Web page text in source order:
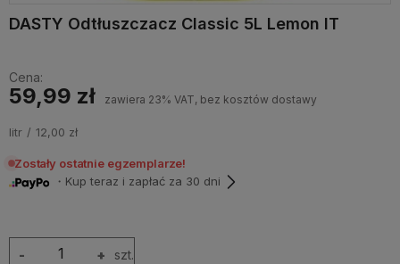
DASTY Odtłuszczacz Classic 5L Lemon IT
Cena:
59,99 zł zawiera 23% VAT, bez kosztów dostawy
litr 12,00 zł
Zostały ostatnie egzemplarze!
・Kup teraz i zapłać za 30 dni
+
- szt.